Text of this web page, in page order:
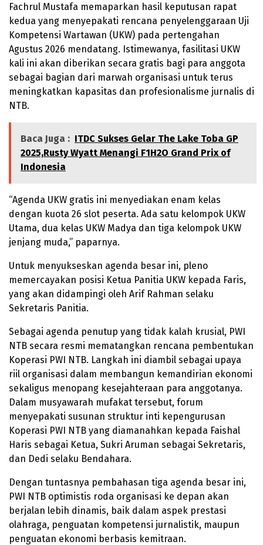
Fachrul Mustafa memaparkan hasil keputusan rapat
kedua yang menyepakati rencana penyelenggaraan Uji
Kompetensi Wartawan (UKW) pada pertengahan
Agustus 2026 mendatang. Istimewanya, fasilitasi UKW
kali ini akan diberikan secara gratis bagi para anggota
sebagai bagian dari marwah organisasi untuk terus
meningkatkan kapasitas dan profesionalisme jurnalis di
NTB.
Baca Juga : ITDC Sukses Gelar The Lake Toba GP
2025,Rusty Wyatt Menangi F1H2O Grand Prix of
Indonesia
“Agenda UKW gratis ini menyediakan enam kelas
dengan kuota 26 slot peserta. Ada satu kelompok UKW
Utama, dua kelas UKW Madya dan tiga kelompok UKW
jenjang muda,” paparnya.
Untuk menyukseskan agenda besar ini, pleno
memercayakan posisi Ketua Panitia UKW kepada Faris,
yang akan didampingi oleh Arif Rahman selaku
Sekretaris Panitia.
Sebagai agenda penutup yang tidak kalah krusial, PWI
NTB secara resmi mematangkan rencana pembentukan
Koperasi PWI NTB. Langkah ini diambil sebagai upaya
riil organisasi dalam membangun kemandirian ekonomi
sekaligus menopang kesejahteraan para anggotanya.
Dalam musyawarah mufakat tersebut, forum
menyepakati susunan struktur inti kepengurusan
Koperasi PWI NTB yang diamanahkan kepada Faishal
Haris sebagai Ketua, Sukri Aruman sebagai Sekretaris,
dan Dedi selaku Bendahara.
Dengan tuntasnya pembahasan tiga agenda besar ini,
PWI NTB optimistis roda organisasi ke depan akan
berjalan lebih dinamis, baik dalam aspek prestasi
olahraga, penguatan kompetensi jurnalistik, maupun
penguatan ekonomi berbasis kemitraan.